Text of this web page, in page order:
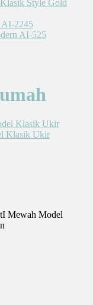
Klasik Ukir
Mewah Model